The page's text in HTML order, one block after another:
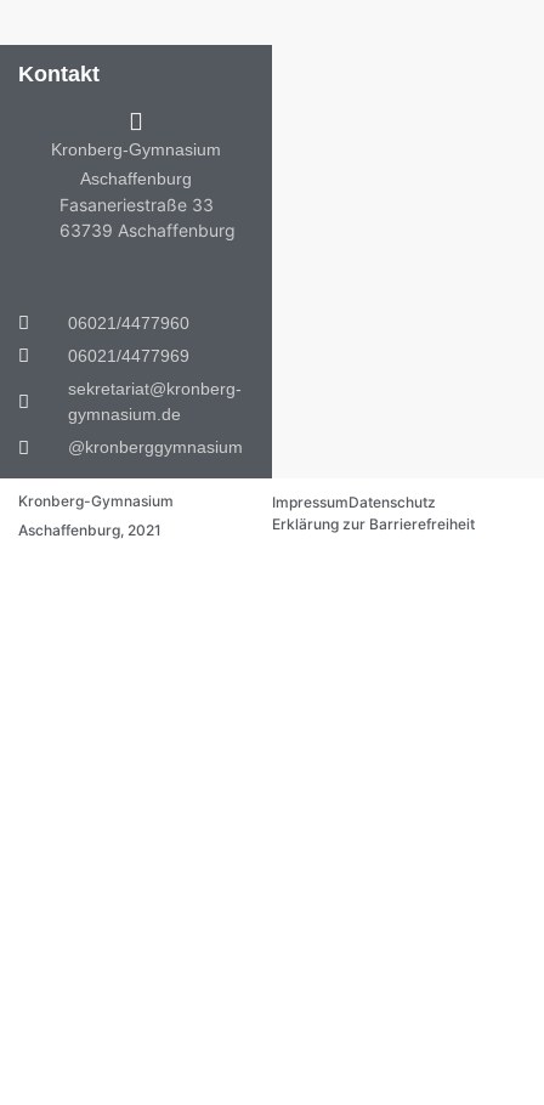
Kontakt
Kronberg-Gymnasium
Aschaffenburg
Fasaneriestraße 33
63739 Aschaffenburg
06021/4477960
06021/4477969
sekretariat@kronberg-
gymnasium.de
@kronberggymnasium
Kronberg-Gymnasium
Aschaffenburg, 2021
ImpressumDatenschutz
Erklärung zur Barrierefreiheit